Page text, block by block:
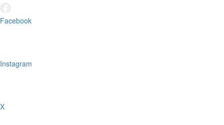
Facebook
Instagram
X